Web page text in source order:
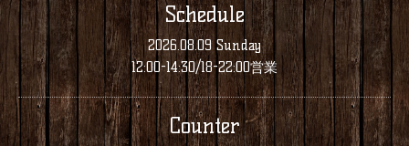
Schedule
2026.08.09 Sunday
12:00-14:30/18-22:00営業
Counter